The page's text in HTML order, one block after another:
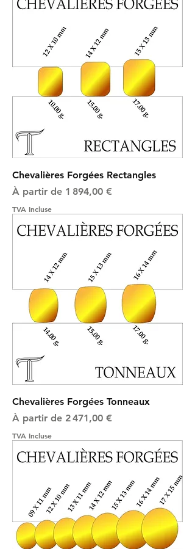
Chevalières Forgées Rectangles
À partir de 1 894,00 €
Prix promotionnel
TVA Incluse
Chevalières Forgées Tonneaux
À partir de 2 471,00 €
Prix promotionnel
TVA Incluse